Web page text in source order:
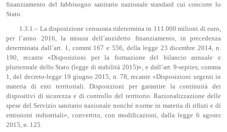
finanziamento del fabbisogno sanitario nazionale standard cui concorre lo
Stato.
1.3.1.– La disposizione censurata ridetermina in 111.000 milioni di euro,
per l’anno 2016, la misura dell’anzidetto finanziamento, in precedenza
determinata dall’art. 1, commi 167 e 556, della legge 23 dicembre 2014, n.
190, recante «Disposizioni per la formazione del bilancio annuale e
pluriennale dello Stato (legge di stabilità 2015)», e dall’art. 9-septies, comma
1, del decreto-legge 19 giugno 2015, n. 78, recante «Disposizioni urgenti in
materia di enti territoriali. Disposizioni per garantire la continuità dei
dispositivi di sicurezza e di controllo del territorio. Razionalizzazione delle
spese del Servizio sanitario nazionale nonché norme in materia di rifiuti e di
emissioni industriali», convertito, con modificazioni, dalla legge 6 agosto
2015, n. 125.